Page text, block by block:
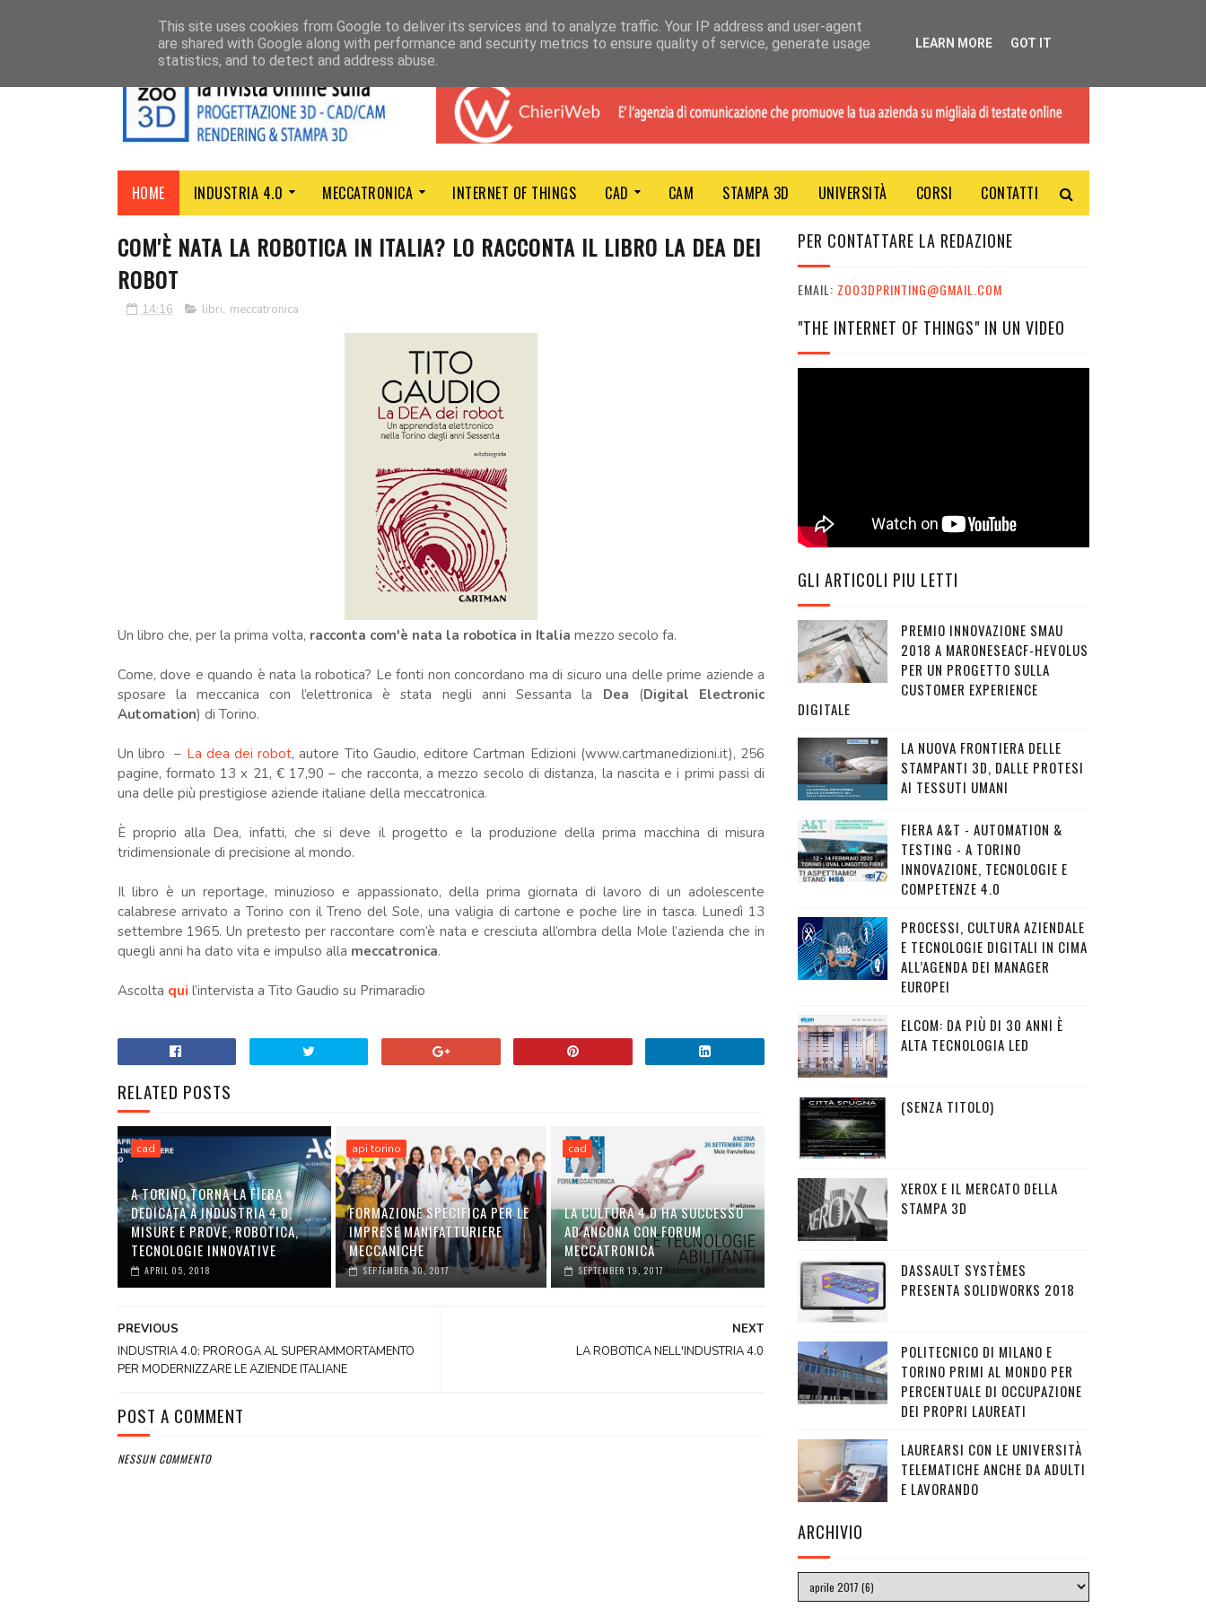
CONTATTI
HOME INDUSTRIA 4.0 MECCATRONICA INTERNET OF THINGS CAD CAM STAMPA 3D UNIVERSITÀ CORSI CONTATTI
COM'È NATA LA ROBOTICA IN ITALIA? LO RACCONTA IL LIBRO LA DEA DEI
ROBOT
14:16 libri, meccatronica
Un libro che, per la prima volta, racconta com'è nata la robotica in Italia mezzo secolo fa.
Come, dove e quando è nata la robotica? Le fonti non concordano ma di sicuro una delle prime aziende a
sposare la meccanica con l’elettronica è stata negli anni Sessanta la Dea (Digital Electronic
Automation) di Torino.
Un libro – La dea dei robot, autore Tito Gaudio, editore Cartman Edizioni (www.cartmanedizioni.it), 256
pagine, formato 13 x 21, € 17,90 – che racconta, a mezzo secolo di distanza, la nascita e i primi passi di
una delle più prestigiose aziende italiane della meccatronica.
È proprio alla Dea, infatti, che si deve il progetto e la produzione della prima macchina di misura
tridimensionale di precisione al mondo.
Il libro è un reportage, minuzioso e appassionato, della prima giornata di lavoro di un adolescente
calabrese arrivato a Torino con il Treno del Sole, una valigia di cartone e poche lire in tasca. Lunedì 13
settembre 1965. Un pretesto per raccontare com’è nata e cresciuta all’ombra della Mole l’azienda che in
quegli anni ha dato vita e impulso alla meccatronica.
Ascolta qui l’intervista a Tito Gaudio su Primaradio
RELATED POSTS
cad
A TORINO TORNA LA FIERA
DEDICATA A INDUSTRIA 4.0,
MISURE E PROVE, ROBOTICA,
TECNOLOGIE INNOVATIVE
APRIL 05, 2018
api torino
FORMAZIONE SPECIFICA PER LE
IMPRESE MANIFATTURIERE
MECCANICHE
SEPTEMBER 30, 2017
cad
LA CULTURA 4.0 HA SUCCESSO
AD ANCONA CON FORUM
MECCATRONICA
SEPTEMBER 19, 2017
NEXT
LA ROBOTICA NELL'INDUSTRIA 4.0
PREVIOUS
INDUSTRIA 4.0: PROROGA AL SUPERAMMORTAMENTO
PER MODERNIZZARE LE AZIENDE ITALIANE
POST A COMMENT
NESSUN COMMENTO
PER CONTATTARE LA REDAZIONE
EMAIL: ZOO3DPRINTING@GMAIL.COM
"THE INTERNET OF THINGS" IN UN VIDEO
GLI ARTICOLI PIU LETTI
PREMIO INNOVAZIONE SMAU
2018 A MARONESEACF-HEVOLUS
PER UN PROGETTO SULLA
CUSTOMER EXPERIENCE
DIGITALE
LA NUOVA FRONTIERA DELLE
STAMPANTI 3D, DALLE PROTESI
AI TESSUTI UMANI
FIERA A&T - AUTOMATION &
TESTING - A TORINO
INNOVAZIONE, TECNOLOGIE E
COMPETENZE 4.0
PROCESSI, CULTURA AZIENDALE
E TECNOLOGIE DIGITALI IN CIMA
ALL’AGENDA DEI MANAGER
EUROPEI
ELCOM: DA PIÙ DI 30 ANNI È
ALTA TECNOLOGIA LED
(SENZA TITOLO)
XEROX E IL MERCATO DELLA
STAMPA 3D
DASSAULT SYSTÈMES
PRESENTA SOLIDWORKS 2018
POLITECNICO DI MILANO E
TORINO PRIMI AL MONDO PER
PERCENTUALE DI OCCUPAZIONE
DEI PROPRI LAUREATI
LAUREARSI CON LE UNIVERSITÀ
TELEMATICHE ANCHE DA ADULTI
E LAVORANDO
ARCHIVIO
This site uses cookies from Google to deliver its services and to analyze traffic. Your IP address and user-agent
are shared with Google along with performance and security metrics to ensure quality of service, generate usage
statistics, and to detect and address abuse.
LEARN MORE GOT IT